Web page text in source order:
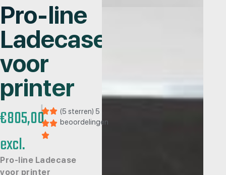
Pro-line
Ladecase
voor
printer
€805,00
excl.
(5 sterren) 5
beoordelingen
Pro-line Ladecase
voor printer